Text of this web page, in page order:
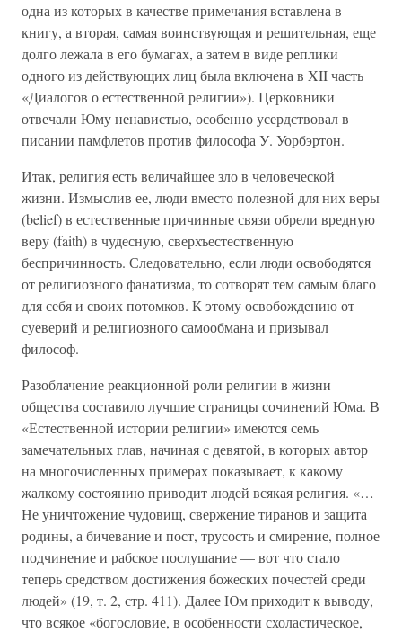
одна из которых в качестве примечания вставлена в
книгу, а вторая, самая воинствующая и решительная, еще
долго лежала в его бумагах, а затем в виде реплики
одного из действующих лиц была включена в XII часть
«Диалогов о естественной религии»). Церковники
отвечали Юму ненавистью, особенно усердствовал в
писании памфлетов против философа У. Уорбэртон.
Итак, религия есть величайшее зло в человеческой
жизни. Измыслив ее, люди вместо полезной для них веры
(belief) в естественные причинные связи обрели вредную
веру (faith) в чудесную, сверхъестественную
беспричинность. Следовательно, если люди освободятся
от религиозного фанатизма, то сотворят тем самым благо
для себя и своих потомков. К этому освобождению от
суеверий и религиозного самообмана и призывал
философ.
Разоблачение реакционной роли религии в жизни
общества составило лучшие страницы сочинений Юма. В
«Естественной истории религии» имеются семь
замечательных глав, начиная с девятой, в которых автор
на многочисленных примерах показывает, к какому
жалкому состоянию приводит людей всякая религия. «…
Не уничтожение чудовищ, свержение тиранов и защита
родины, а бичевание и пост, трусость и смирение, полное
подчинение и рабское послушание — вот что стало
теперь средством достижения божеских почестей среди
людей» (19, т. 2, стр. 411). Далее Юм приходит к выводу,
что всякое «богословие, в особенности схоластическое,